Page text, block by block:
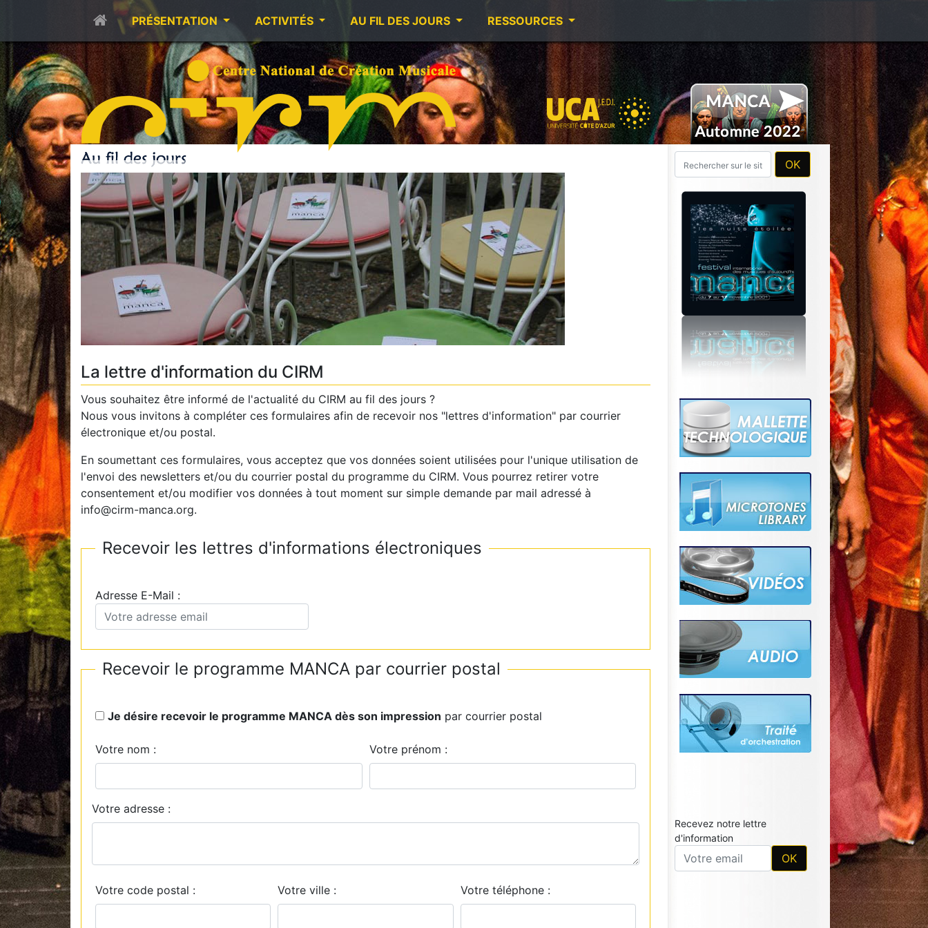
PRÉSENTATION ACTIVITÉS AU FIL DES JOURS RESSOURCES
La lettre d'information du CIRM
Vous souhaitez être informé de l'actualité du CIRM au fil des jours ?
Nous vous invitons à compléter ces formulaires afin de recevoir nos "lettres d'information" par courrier
électronique et/ou postal.
En soumettant ces formulaires, vous acceptez que vos données soient utilisées pour l'unique utilisation de
l'envoi des newsletters et/ou du courrier postal du programme du CIRM. Vous pourrez retirer votre
consentement et/ou modifier vos données à tout moment sur simple demande par mail adressé à
info@cirm-manca.org.
Recevoir les lettres d'informations électroniques
Adresse E-Mail :
Recevoir le programme MANCA par courrier postal
Je désire recevoir le programme MANCA dès son impression par courrier postal
Votre nom : Votre prénom :
Votre adresse :
Votre code postal : Votre ville : Votre téléphone :
Recevez notre lettre
d'information